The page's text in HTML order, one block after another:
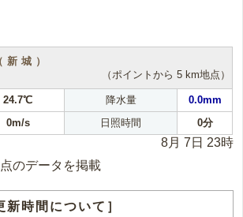
新城）
（ポイントから 5 km地点）
24.7℃ 降水量
0.0mm
0m/s 日照時間 0分
8月 7日 23時
のデータを掲載
新時間について］